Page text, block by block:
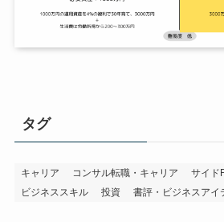
タグ
キャリア コンサル転職・キャリア
サイド
ビジネススキル
投資 書評・ビジネスアイ